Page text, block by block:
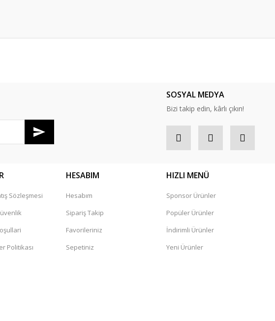
SOSYAL MEDYA
Bizi takip edin, kârlı çıkın!
Sözleşmesi
Politikası
HESABIM
Hesabım
Sipariş Takip
Favorileriniz
Sepetiniz
HIZLI MENÜ
Sponsor Ürünler
Popüler Ürünler
İndirimli Ürünler
Yeni Ürünler